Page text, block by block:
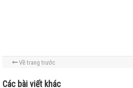
Về trang trước
Các bài viết khác